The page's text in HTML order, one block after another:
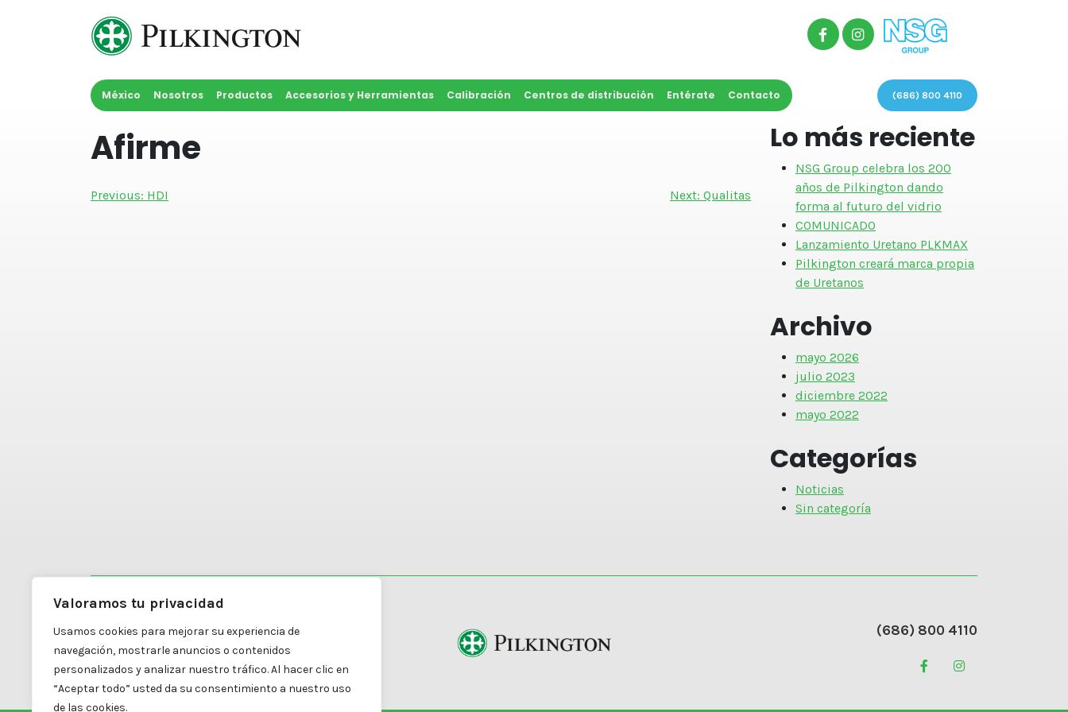
Valoramos tu privacidad
Usamos cookies para mejorar su experiencia de
navegación, mostrarle anuncios o contenidos
personalizados y analizar nuestro tráfico. Al hacer clic en
“Aceptar todo” usted da su consentimiento a nuestro uso
de las cookies.
México Nosotros Productos Accesorios y Herramientas Calibración Centros de distribución Entérate Contacto (686) 800 4110
Afirme
Navegación
Previous: HDI Next: Qualitas
Lo más reciente
NSG Group celebra los 200
años de Pilkington dando
forma al futuro del vidrio
COMUNICADO
Lanzamiento Uretano PLKMAX
Pilkington creará marca propia
de Uretanos
Archivo
mayo 2026
julio 2023
diciembre 2022
mayo 2022
Categorías
Noticias
Sin categoría
Colonia Diez División Dos
Mexicali, B.C. | C.P. 21395
(686) 800 4110